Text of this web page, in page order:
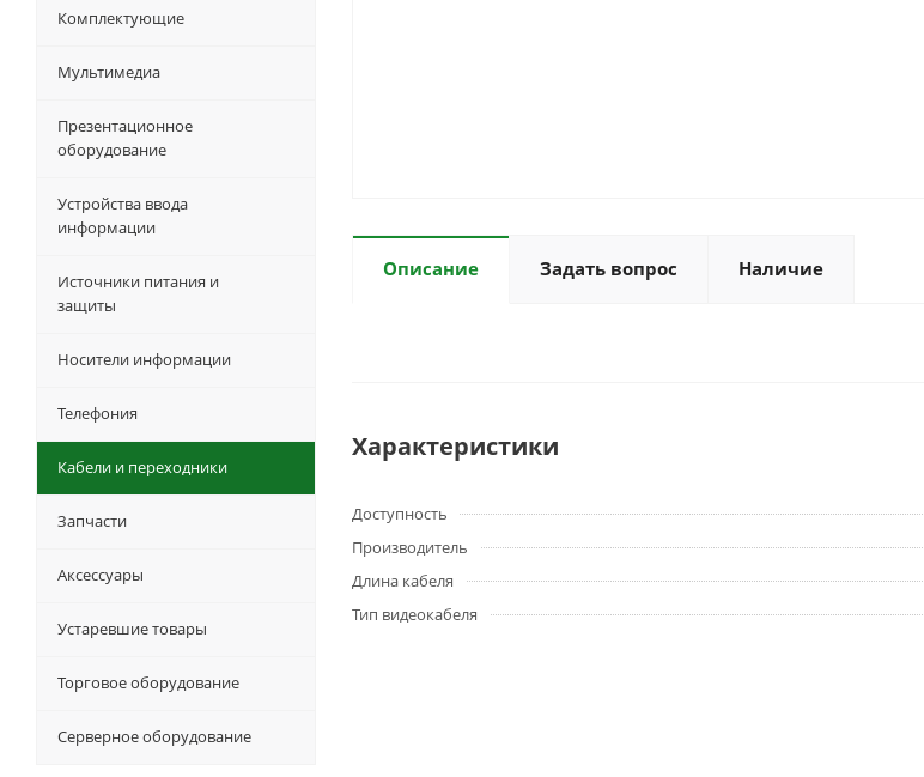
Описание Задать вопрос Наличие
Характеристики
Доступность
Производитель
Длина кабеля
Тип видеокабеля
Комплектующие
Мультимедиа
Презентационное
оборудование
Устройства ввода
информации
Источники питания и
защиты
Носители информации
Телефония
Кабели и переходники
Запчасти
Аксессуары
Устаревшие товары
Торговое оборудование
Серверное оборудование